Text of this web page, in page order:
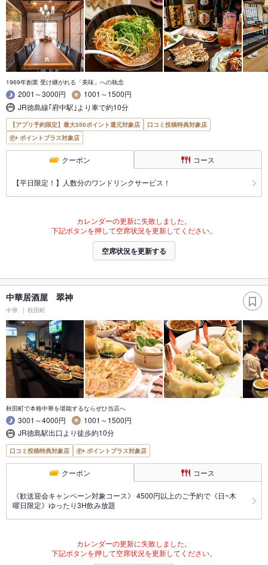
1969年創業 受け継がれる「美味」への執念
2001～3000円
1001～1500円
JR徳島線｢府中駅｣より車で約10分
【アプリ予約限定】最大350ポイント還元対象店
口コミ投稿特典対象店
ポイントプラス対象店
クーポン コース
【平日限定！】人数分のワンドリンクサービス！
カレンダーの更新に失敗しました。
下記ボタンを押して空席状況を更新してください。
空席状況を更新する
中華居酒屋 翠神
中華 秋田町
秋田町で本格中華を堪能するならぜひ当店へ
3001～4000円
1001～1500円
JR徳島駅出口より徒歩約10分
口コミ投稿特典対象店 ポイントプラス対象店
クーポン コース
《歓送迎会キャンペーン対象コース》 4500円以上のご予約で《日~木
曜日限定》ゆったり3H飲み放題
カレンダーの更新に失敗しました。
下記ボタンを押して空席状況を更新してください。